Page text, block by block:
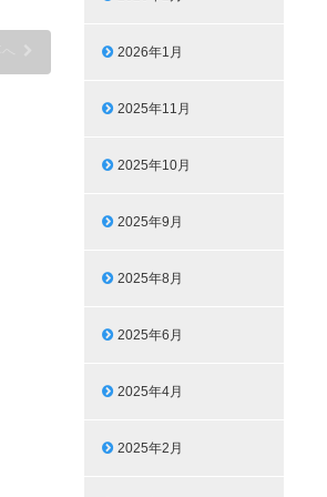
2026年1月
2025年11月
2025年10月
2025年9月
2025年8月
2025年6月
2025年4月
2025年2月